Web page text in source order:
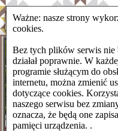
domkulturylsm.pl
Ważne: nasze strony
cookies.
Bez tych plików serwis nie
działał poprawnie. W
programie służącym do
internetu, można zmienić
dotyczące cookies.
naszego serwisu bez
oznacza, że będą one
pamięci urządzenia. .